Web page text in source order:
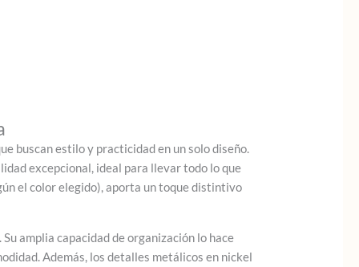
buscan estilo y practicidad en un solo diseño.
excepcional, ideal para llevar todo lo que
el color elegido), aporta un toque distintivo
amplia capacidad de organización lo hace
Además, los detalles metálicos en nickel